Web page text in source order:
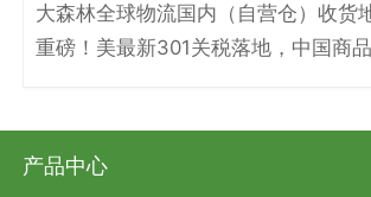
大森林全球物流国内（自营仓）收货
重磅！美最新301关税落地，中国商
产品中心